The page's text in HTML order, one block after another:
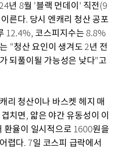
년 8월 '블랙 먼데이 ' 직전 (9
른다. 당시 엔캐리 청산 공포
12.4%, 코스피지수는 8.8%
"청산 요인이 생겨도 2년 전
되풀이될 가능성은 낮다"고
리 청산이나 바스켓 헤지 매
치면, 얇은 야간 유동성이 이
환율이 일시적으로 1600원을
렵다. 7일 코스피 급락에서